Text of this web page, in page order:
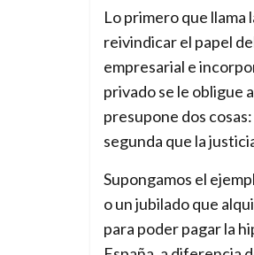
Lo primero que llama
reivindicar el papel
empresarial e
privado se le obligue
presupone dos
segunda que la
Supongamos el
o un jubilado que
para poder pagar la